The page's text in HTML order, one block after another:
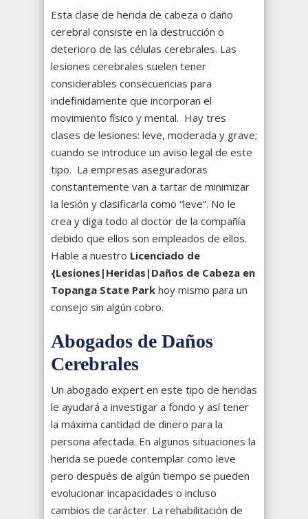
Esta clase de herida de cabeza o daño
cerebral consiste en la destrucción o
deterioro de las células cerebrales. Las
lesiones cerebrales suelen tener
considerables consecuencias para
indefinidamente que incorporan el
movimiento físico y mental. Hay tres
clases de lesiones: leve, moderada y grave;
cuando se introduce un aviso legal de este
tipo. La empresas aseguradoras
constantemente van a tartar de minimizar
la lesión y clasificarla como “leve”. No le
crea y diga todo al doctor de la compañía
debido que ellos son empleados de ellos.
Hable a nuestro Licenciado de
{Lesiones|Heridas|Daños de Cabeza en
Topanga State Park hoy mismo para un
consejo sin algún cobro.
Abogados de Daños
Cerebrales
Un abogado expert en este tipo de heridas
le ayudará a investigar a fondo y así tener
la máxima cantidad de dinero para la
persona afectada. En algunos situaciones la
herida se puede contemplar como leve
pero después de algún tiempo se pueden
evolucionar incapacidades o incluso
cambios de carácter. La rehabilitación de